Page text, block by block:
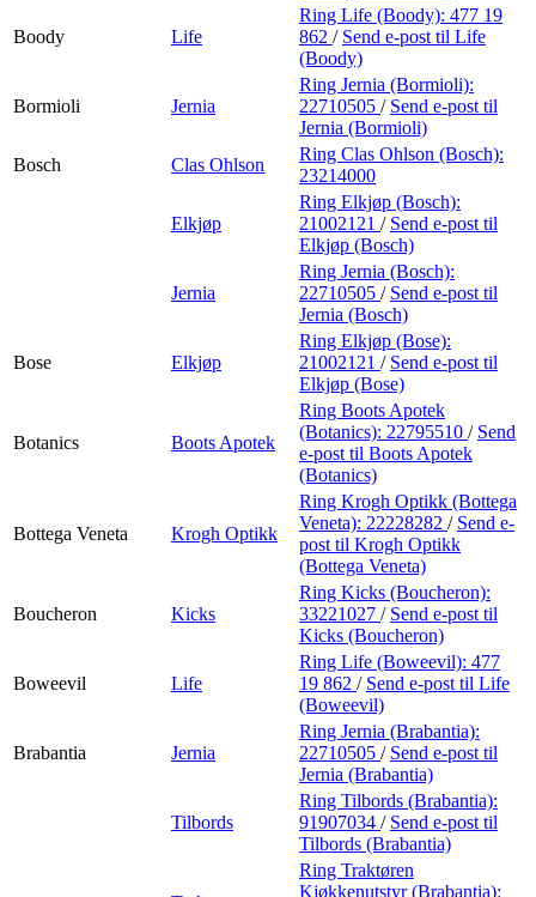
Boody Life
Ring Life (Boody): 477 19
862 / Send e-post til Life
(Boody)
Bormioli Jernia
Ring Jernia (Bormioli):
22710505 / Send e-post til
Jernia (Bormioli)
Bosch
Clas Ohlson
Ring Clas Ohlson (Bosch):
23214000
Elkjøp
Ring Elkjøp (Bosch):
21002121 / Send e-post til
Elkjøp (Bosch)
Jernia
Ring Jernia (Bosch):
22710505 / Send e-post til
Jernia (Bosch)
Bose Elkjøp
Ring Elkjøp (Bose):
21002121 / Send e-post til
Elkjøp (Bose)
Botanics Boots Apotek
Ring Boots Apotek
(Botanics): 22795510 / Send
e-post til Boots Apotek
(Botanics)
Bottega Veneta Krogh Optikk
Ring Krogh Optikk (Bottega
Veneta): 22228282 / Send e-
post til Krogh Optikk
(Bottega Veneta)
Boucheron Kicks
Ring Kicks (Boucheron):
33221027 / Send e-post til
Kicks (Boucheron)
Boweevil Life
Ring Life (Boweevil): 477
19 862 / Send e-post til Life
(Boweevil)
Brabantia Jernia
Ring Jernia (Brabantia):
22710505 / Send e-post til
Jernia (Brabantia)
Tilbords
Ring Tilbords (Brabantia):
91907034 / Send e-post til
Tilbords (Brabantia)
Ring Traktøren
Kjøkkenutstyr (Brabantia):